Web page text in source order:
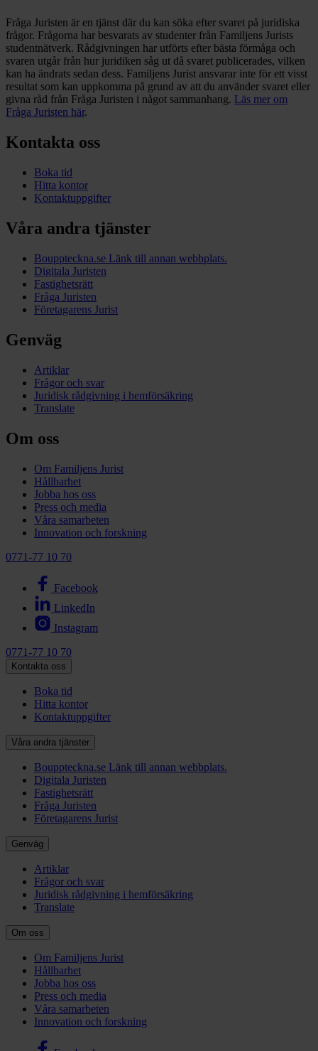
Fråga Juristen är en tjänst där du kan söka efter svaret på juridiska
frågor. Frågorna har besvarats av studenter från Familjens Jurists
studentnätverk. Rådgivningen har utförts efter bästa förmåga och
svaren utgår från hur juridiken såg ut då svaret publicerades, vilken
kan ha ändrats sedan dess. Familjens Jurist ansvarar inte för ett visst
resultat som kan uppkomma på grund av att du använder svaret eller
givna råd från Fråga Juristen i något sammanhang. Läs mer om
Fråga Juristen här.
Kontakta oss
Boka tid
Hitta kontor
Kontaktuppgifter
Våra andra tjänster
Bouppteckna.se Länk till annan webbplats.
Digitala Juristen
Fastighetsrätt
Fråga Juristen
Företagarens Jurist
Genväg
Artiklar
Frågor och svar
Juridisk rådgivning i hemförsäkring
Translate
Om oss
Om Familjens Jurist
Hållbarhet
Jobba hos oss
Press och media
Våra samarbeten
Innovation och forskning
0771-77 10 70
Facebook
LinkedIn
Instagram
0771-77 10 70
Kontakta oss
Boka tid
Hitta kontor
Kontaktuppgifter
Våra andra tjänster
Bouppteckna.se Länk till annan webbplats.
Digitala Juristen
Fastighetsrätt
Fråga Juristen
Företagarens Jurist
Genväg
Artiklar
Frågor och svar
Juridisk rådgivning i hemförsäkring
Translate
Om oss
Om Familjens Jurist
Hållbarhet
Jobba hos oss
Press och media
Våra samarbeten
Innovation och forskning